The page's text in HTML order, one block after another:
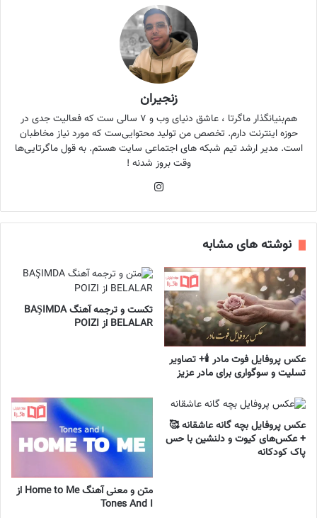
زنجیران
هم‌بنیانگذار ماگرتا ، عاشق دنیای وب و ۷ سالی ست که فعالیت جدی در
حوزه اینترنت دارم. تخصص من تولید محتوایی‌ست که مورد نیاز مخاطبان
است. مدیر ارشد تیم شبکه های اجتماعی سایت هستم. به قول ماگرتایی‌ها
وقت بروز شدنه !
نوشته های مشابه
عکس پروفایل فوت مادر 🕯️+ تصاویر
تسلیت و سوگواری برای مادر عزیز
تکست و ترجمه آهنگ BAŞIMDA
BELALAR از POIZI
عکس پروفایل بچه گانه عاشقانه 🥰
+ عکس‌های کیوت و دلنشین با حس
پاک کودکانه
متن و معنی آهنگ Home to Me از
Tones And I